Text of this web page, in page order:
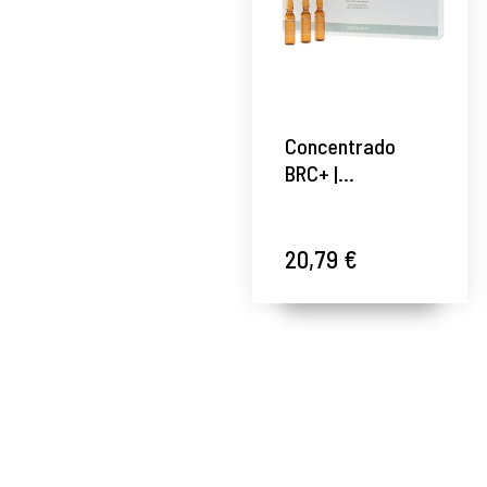
Concentrado
BRC+ |
5x2ml - Ceutical
20,79 €